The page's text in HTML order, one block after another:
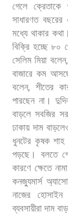
গেলে ক্রেতাকে
সাধারণত বছরের
মধ্যে থাকার কথা।
বিক্রি হচ্ছে ৮০
সেলিম মিয়া বলেন
বাজারে কম
বলেন, শীতের
পারছেন না।
বাড়লে সবজির
ঢাকায় দাম
ধুনটের কৃষক শাহ
পড়ছে।
বলতে
কারণে ক্ষেতে নামা
কনজ্যুমার্স
নাজের
হোসাইন
ব্যবসায়ীরা দাম